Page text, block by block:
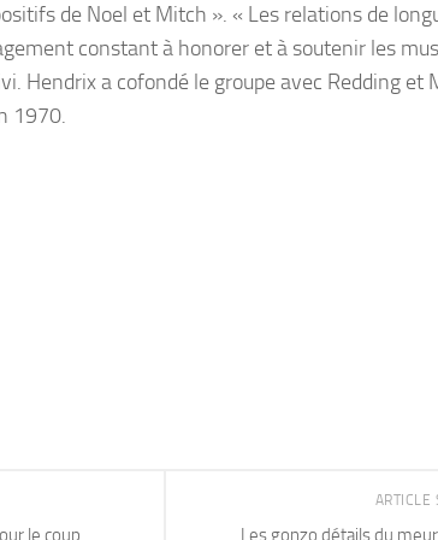
de Noel et Mitch ». « Les relations de
constant à honorer et à soutenir les
Hendrix a cofondé le groupe avec Redding
1970.
ARTICLE
Les gonzo détails du
le coup…